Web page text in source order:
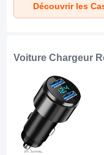
Realme C30s Noir
Découvrir les
Voiture Chargeur